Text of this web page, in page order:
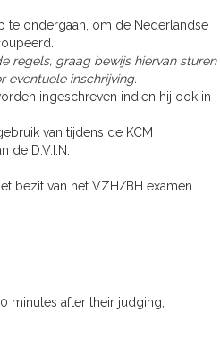
te ondergaan, om de Nederlandse
regels, graag bewijs hiervan sturen
eventuele inschrijving.
ingeschreven indien hij ook in
van tijdens de KCM
de D.V.I.N.
bezit van het VZH/BH examen.
minutes after their judging;